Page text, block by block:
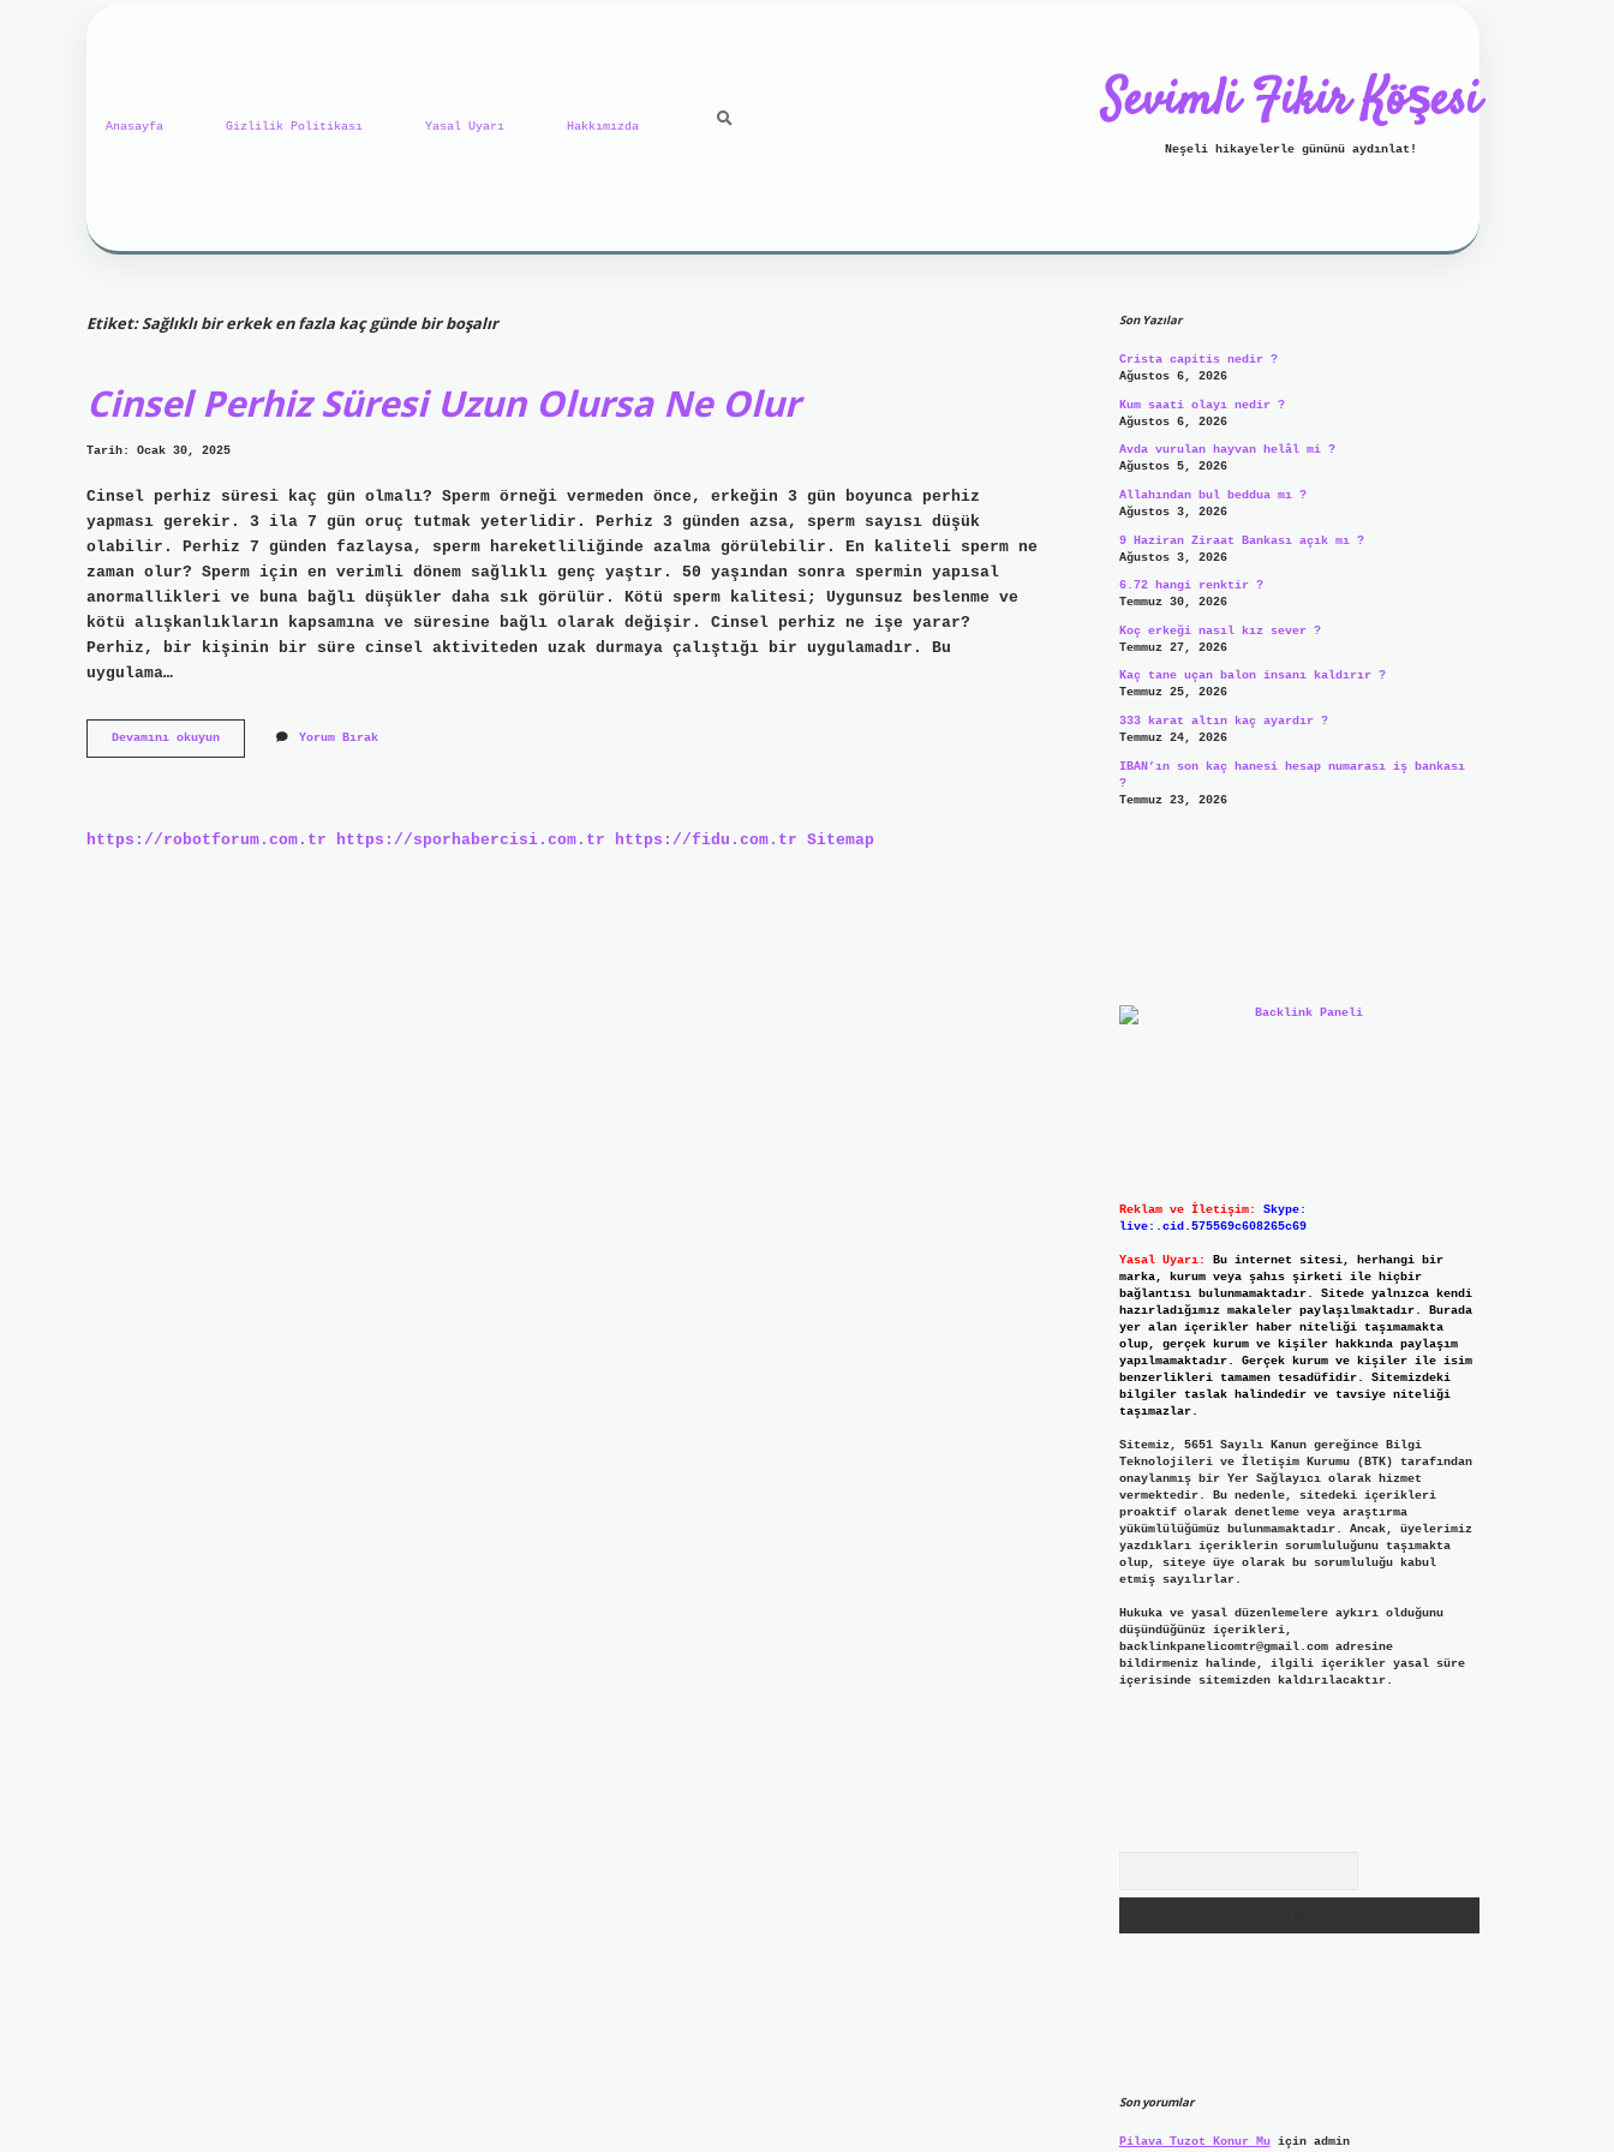
Anasayfa Gizlilik Politikası Yasal Uyarı Hakkımızda Sevimli Fikir Köşesi
Neşeli hikayelerle gününü aydınlat!
Etiket:Sağlıklı bir erkek en fazla kaç günde bir boşalır
Cinsel Perhiz Süresi Uzun Olursa Ne Olur
Tarih: Ocak 30, 2025
Cinsel perhiz süresi kaç gün olmalı? Sperm örneği vermeden önce, erkeğin 3 gün boyunca perhiz
yapması gerekir. 3 ila 7 gün oruç tutmak yeterlidir. Perhiz 3 günden azsa, sperm sayısı düşük
olabilir. Perhiz 7 günden fazlaysa, sperm hareketliliğinde azalma görülebilir. En kaliteli sperm ne
zaman olur? Sperm için en verimli dönem sağlıklı genç yaştır. 50 yaşından sonra spermin yapısal
anormallikleri ve buna bağlı düşükler daha sık görülür. Kötü sperm kalitesi; Uygunsuz beslenme ve
kötü alışkanlıkların kapsamına ve süresine bağlı olarak değişir. Cinsel perhiz ne işe yarar?
Perhiz, bir kişinin bir süre cinsel aktiviteden uzak durmaya çalıştığı bir uygulamadır. Bu
uygulama…
Devamını okuyunCinsel
Perhiz
Olur
Yorum Bırak
https://robotforum.com.tr https://sporhabercisi.com.tr https://fidu.com.tr Sitemap
Son Yazılar
Crista capitis nedir ?
Ağustos 6, 2026
Kum saati olayı nedir ?
Ağustos 6, 2026
Avda vurulan hayvan helâl mi ?
Ağustos 5, 2026
Allahından bul beddua mı ?
Ağustos 3, 2026
9 Haziran Ziraat Bankası açık mı ?
Ağustos 3, 2026
6.72 hangi renktir ?
Temmuz 30, 2026
Koç erkeği nasıl kız sever ?
Temmuz 27, 2026
Kaç tane uçan balon insanı kaldırır ?
Temmuz 25, 2026
333 karat altın kaç ayardır ?
Temmuz 24, 2026
IBAN’ın son kaç hanesi hesap numarası iş bankası
?
Temmuz 23, 2026
Reklam ve İletişim:
Skype:
live:.cid.575569c608265c69
Yasal Uyarı:
Bu internet sitesi, herhangi bir
marka, kurum veya şahıs şirketi ile hiçbir
bağlantısı bulunmamaktadır. Sitede yalnızca kendi
hazırladığımız makaleler paylaşılmaktadır. Burada
yer alan içerikler haber niteliği taşımamakta
olup, gerçek kurum ve kişiler hakkında paylaşım
yapılmamaktadır. Gerçek kurum ve kişiler ile isim
benzerlikleri tamamen tesadüfidir. Sitemizdeki
bilgiler taslak halindedir ve tavsiye niteliği
taşımazlar.
Sitemiz, 5651 Sayılı Kanun gereğince Bilgi
Teknolojileri ve İletişim Kurumu (BTK) tarafından
onaylanmış bir Yer Sağlayıcı olarak hizmet
vermektedir. Bu nedenle, sitedeki içerikleri
proaktif olarak denetleme veya araştırma
yükümlülüğümüz bulunmamaktadır. Ancak, üyelerimiz
yazdıkları içeriklerin sorumluluğunu taşımakta
olup, siteye üye olarak bu sorumluluğu kabul
etmiş sayılırlar.
Hukuka ve yasal düzenlemelere aykırı olduğunu
düşündüğünüz içerikleri,
backlinkpanelicomtr@gmail.comadresine
bildirmeniz halinde, ilgili içerikler yasal süre
içerisinde sitemizden kaldırılacaktır.
Son yorumlar
Pilava Tuzot Konur Muiçin admin